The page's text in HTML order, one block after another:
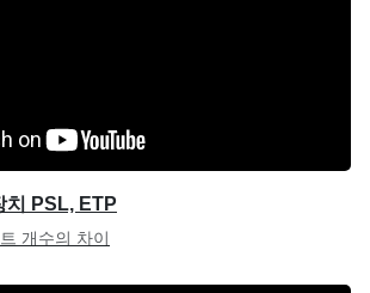
치 PSL, ETP
개수의 차이